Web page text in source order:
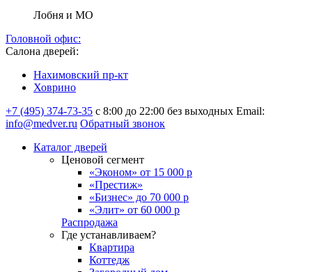
Лобня и МО
Головной офис:
Салона дверей:
Нахимовский пр-кт
Ховрино
+7 (495) 374-73-35 с 8:00 до 22:00 без выходных Email:
info@medver.ru Обратный звонок
Каталог дверей
Ценовой сегмент
«Эконом» от 15 000 р
«Престиж»
«Бизнес» до 70 000 р
«Элит» от 60 000 р
Распродажа
Где устанавливаем?
Квартира
Коттедж